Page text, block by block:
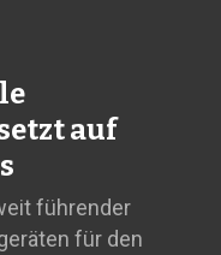
auf
führender
für den